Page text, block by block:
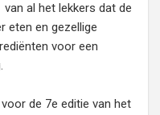
van al het lekkers dat de
eten en gezellige
voor een
de 7e editie van het